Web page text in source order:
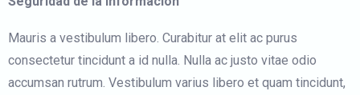
Mauris a vestibulum libero. Curabitur at elit ac purus
consectetur tincidunt a id nulla. Nulla ac justo vitae odio
accumsan rutrum. Vestibulum varius libero et quam tincidunt,